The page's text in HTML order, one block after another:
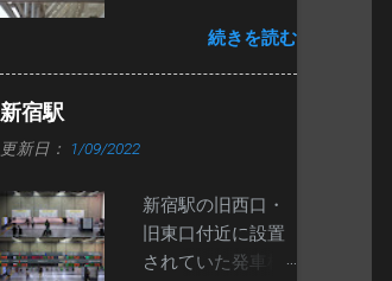
発車標です。 ２番
線ホームは、路線
車標が導入される
のは初めてと思わ
れます。
続きを読む
新宿駅
更新日： 1/09/2022
新宿駅の旧西口・
旧東口付近に設置
されていた発車標